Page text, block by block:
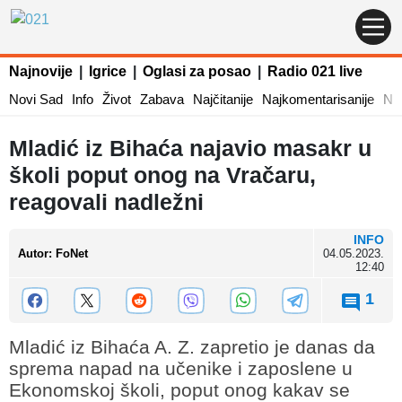
Najnovije Igrice Oglasi za posao
Radio 021 live
Novi Sad
Info Život Zabava Najčitanije Najkomentarisanije
Mladić iz Bihaća najavio masakr u
školi poput onog na Vračaru,
reagovali nadležni
Autor: FoNet
INFO
04.05.2023.
12:40
1
Mladić iz Bihaća A. Z. zapretio je danas da
sprema napad na učenike i zaposlene u
Ekonomskoj školi, poput onog kakav se